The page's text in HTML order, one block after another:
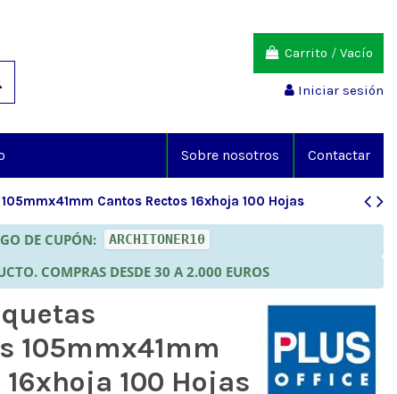
Carrito / Vacío
Iniciar sesión
Contactar
Sobre nosotros
Cantos Rectos 16xhoja 100 Hojas
DE CUPÓN: ARCHITONER10
COMPRAS DESDE 30 A 2.000 EUROS
105mmx41mm
100 Hojas